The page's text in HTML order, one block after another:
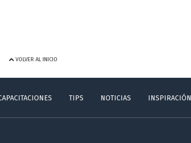
VOLVER AL INICIO
TIPS NOTICIAS INSPIRACIÓN